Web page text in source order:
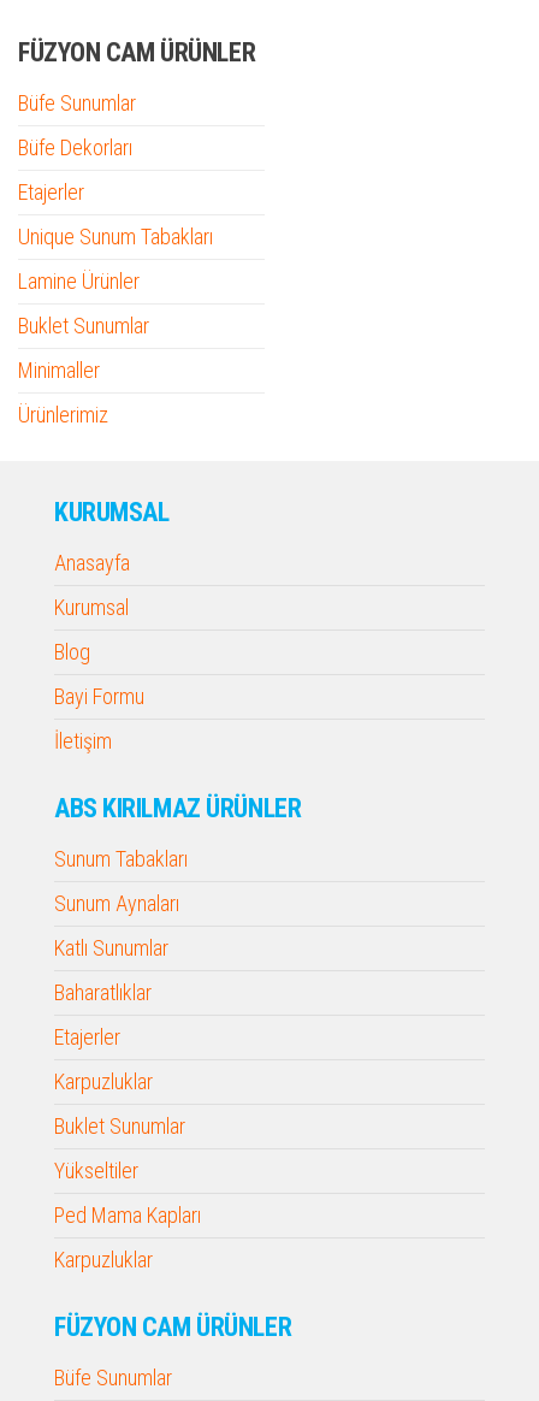
FÜZYON CAM ÜRÜNLER
Büfe Sunumlar
Büfe Dekorları
Etajerler
Unique Sunum Tabakları
Lamine Ürünler
Buklet Sunumlar
Minimaller
Ürünlerimiz
KURUMSAL
Anasayfa
Kurumsal
Blog
Bayi Formu
İletişim
ABS KIRILMAZ ÜRÜNLER
Sunum Tabakları
Sunum Aynaları
Katlı Sunumlar
Baharatlıklar
Etajerler
Karpuzluklar
Buklet Sunumlar
Yükseltiler
Ped Mama Kapları
Karpuzluklar
FÜZYON CAM ÜRÜNLER
Büfe Sunumlar